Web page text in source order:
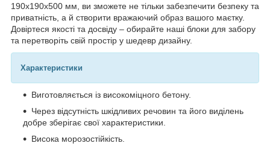
190x190x500 мм, ви зможете не тільки забезпечити безпеку та
приватність, а й створити вражаючий образ вашого маєтку.
Довіртеся якості та досвіду – обирайте наші блоки для забору
та перетворіть свій простір у шедевр дизайну.
Характеристики
Виготовляється із високоміцного бетону.
Через відсутність шкідливих речовин та його виділень
добре зберігає свої характеристики.
Висока морозостійкість.